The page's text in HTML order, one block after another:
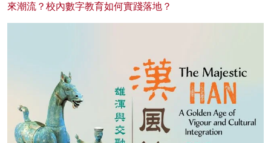
來潮流？校內數字教育如何實踐落地？